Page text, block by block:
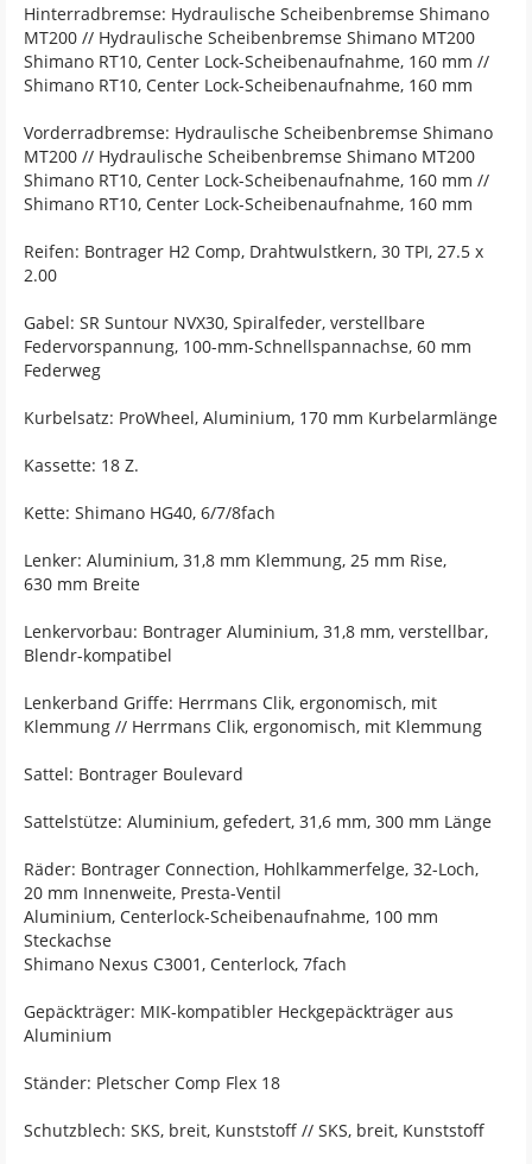
Hinterradbremse: Hydraulische Scheibenbremse Shimano
MT200 // Hydraulische Scheibenbremse Shimano MT200
Shimano RT10, Center Lock-Scheibenaufnahme, 160 mm //
Shimano RT10, Center Lock-Scheibenaufnahme, 160 mm
Vorderradbremse: Hydraulische Scheibenbremse Shimano
MT200 // Hydraulische Scheibenbremse Shimano MT200
Shimano RT10, Center Lock-Scheibenaufnahme, 160 mm //
Shimano RT10, Center Lock-Scheibenaufnahme, 160 mm
Reifen: Bontrager H2 Comp, Drahtwulstkern, 30 TPI, 27.5 x
2.00
Gabel: SR Suntour NVX30, Spiralfeder, verstellbare
Federvorspannung, 100-mm-Schnellspannachse, 60 mm
Federweg
Kurbelsatz: ProWheel, Aluminium, 170 mm Kurbelarmlänge
Kassette: 18 Z.
Kette: Shimano HG40, 6/7/8fach
Lenker: Aluminium, 31,8 mm Klemmung, 25 mm Rise,
630 mm Breite
Lenkervorbau: Bontrager Aluminium, 31,8 mm, verstellbar,
Blendr-kompatibel
Lenkerband Griffe: Herrmans Clik, ergonomisch, mit
Klemmung // Herrmans Clik, ergonomisch, mit Klemmung
Sattel: Bontrager Boulevard
Sattelstütze: Aluminium, gefedert, 31,6 mm, 300 mm Länge
Räder: Bontrager Connection, Hohlkammerfelge, 32-Loch,
20 mm Innenweite, Presta-Ventil
Aluminium, Centerlock-Scheibenaufnahme, 100 mm
Steckachse
Shimano Nexus C3001, Centerlock, 7fach
Gepäckträger: MIK-kompatibler Heckgepäckträger aus
Aluminium
Ständer: Pletscher Comp Flex 18
Schutzblech: SKS, breit, Kunststoff // SKS, breit, Kunststoff